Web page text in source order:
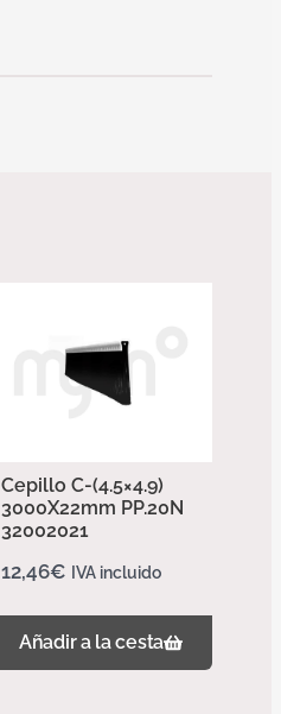
Cepillo C-(4.5×4.9)
3000X22mm PP.20N
32002021
12,46€ IVA incluido
Añadir a la cesta